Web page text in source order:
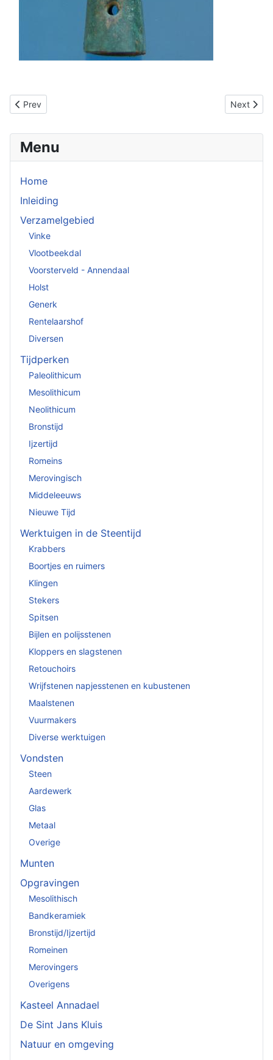
Previous article: Jaarboek Heemkundevereniging 2010
Prev Next
Next
Menu
Home
Inleiding
Verzamelgebied
Vinke
Vlootbeekdal
Voorsterveld - Annendaal
Holst
Generk
Rentelaarshof
Diversen
Tijdperken
Paleolithicum
Mesolithicum
Neolithicum
Bronstijd
Ijzertijd
Romeins
Merovingisch
Middeleeuws
Nieuwe Tijd
Werktuigen in de Steentijd
Krabbers
Boortjes en ruimers
Klingen
Stekers
Spitsen
Bijlen en polijsstenen
Kloppers en slagstenen
Retouchoirs
Wrijfstenen napjesstenen en kubustenen
Maalstenen
Vuurmakers
Diverse werktuigen
Vondsten
Steen
Aardewerk
Glas
Metaal
Overige
Munten
Opgravingen
Mesolithisch
Bandkeramiek
Bronstijd/Ijzertijd
Romeinen
Merovingers
Overigens
Kasteel Annadael
De Sint Jans Kluis
Natuur en omgeving